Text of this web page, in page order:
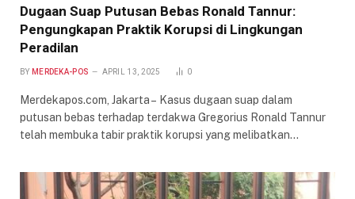
Dugaan Suap Putusan Bebas Ronald Tannur:
Pengungkapan Praktik Korupsi di Lingkungan
Peradilan
BY MERDEKA-POS APRIL 13, 2025 0
Merdekapos.com, Jakarta – Kasus dugaan suap dalam
putusan bebas terhadap terdakwa Gregorius Ronald Tannur
telah membuka tabir praktik korupsi yang melibatkan…